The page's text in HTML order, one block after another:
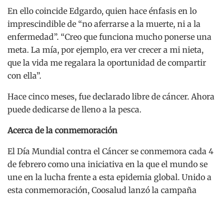
En ello coincide Edgardo, quien hace énfasis en lo
imprescindible de “no aferrarse a la muerte, ni a la
enfermedad”. “Creo que funciona mucho ponerse una
meta. La mía, por ejemplo, era ver crecer a mi nieta,
que la vida me regalara la oportunidad de compartir
con ella”.
Hace cinco meses, fue declarado libre de cáncer. Ahora
puede dedicarse de lleno a la pesca.
Acerca de la conmemoración
El Día Mundial contra el Cáncer se conmemora cada 4
de febrero como una iniciativa en la que el mundo se
une en la lucha frente a esta epidemia global. Unido a
esta conmemoración, Coosalud lanzó la campaña